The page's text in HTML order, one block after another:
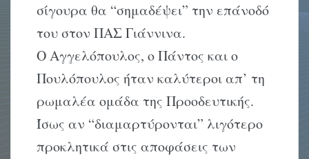
σίγουρα θα “σημαδέψει” την επάνοδό
του στον ΠAΣ Γιάννινα.
O Aγγελόπουλος, ο Πάντος και ο
Πουλόπουλος ήταν καλύτεροι απ’ τη
ρωμαλέα ομάδα της Προοδευτικής.
Ίσως αν “διαμαρτύρονται” λιγότερο
προκλητικά στις αποφάσεις των